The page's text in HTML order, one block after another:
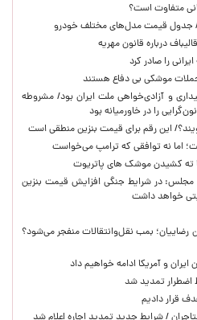
متفاوت است؟
درباره قانون مهریه
را صادر کرد
موشکی بی دفاع هستند
و آزادی‌خواهی ملت ایران بود/ مشروطه
را در خاورمیانه بود
این رقم برای قیمت بنزین منطقی است
اما نه توافقی که ترامپ می‌خواست
ته کشیدن موشک های پاتریوت
مجلس: در شرایط جنگی افزایش قیمت بنزین
خواهد داشت
رضاییان؛ بمب نقل‌وانتقالات منفجر می‌شود؟
و آمریکا ادامه خواهیم داد
اضطرار تمدید شد
قرار دادیم